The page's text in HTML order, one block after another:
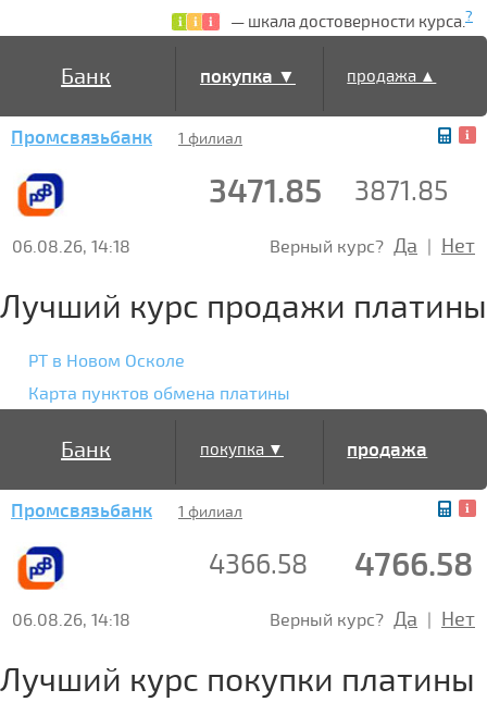
— шкала достоверности курса.?
Банк покупка ▼ продажа ▲
Промсвязьбанк 1 филиал
3471.85 3871.85
06.08.26, 14:18 Верный курс? Да | Нет
Лучший курс продажи платины
PT в Новом Осколе
Карта пунктов обмена платины
Банк покупка ▼ продажа
Промсвязьбанк 1 филиал
4366.58 4766.58
06.08.26, 14:18 Верный курс? Да | Нет
Лучший курс покупки платины